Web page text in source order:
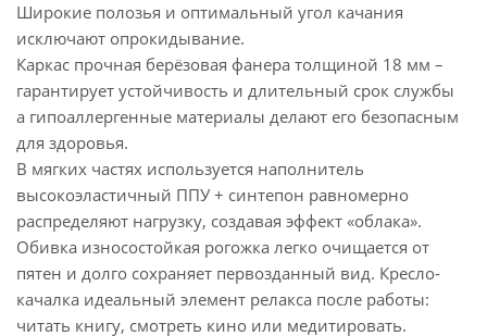
Широкие полозья и оптимальный угол качания
исключают опрокидывание.
Каркас прочная берёзовая фанера толщиной 18 мм –
гарантирует устойчивость и длительный срок службы
а гипоаллергенные материалы делают его безопасным
для здоровья.
В мягких частях используется наполнитель
высокоэластичный ППУ + синтепон равномерно
распределяют нагрузку, создавая эффект «облака».
Обивка износостойкая рогожка легко очищается от
пятен и долго сохраняет первозданный вид. Кресло-
качалка идеальный элемент релакса после работы:
читать книгу, смотреть кино или медитировать.